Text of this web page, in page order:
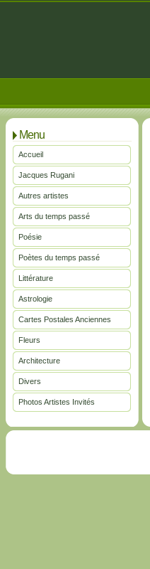
Menu
Accueil
Jacques Rugani
Autres artistes
Arts du temps passé
Poésie
Poètes du temps passé
Littérature
Astrologie
Cartes Postales Anciennes
Fleurs
Architecture
Divers
Photos Artistes Invités